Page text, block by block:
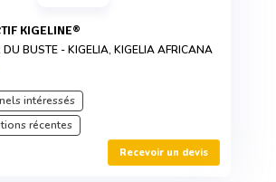
KIGELINE®
BUSTE - KIGELIA, KIGELIA AFRICANA
intéressés
récentes
Recevoir un devis